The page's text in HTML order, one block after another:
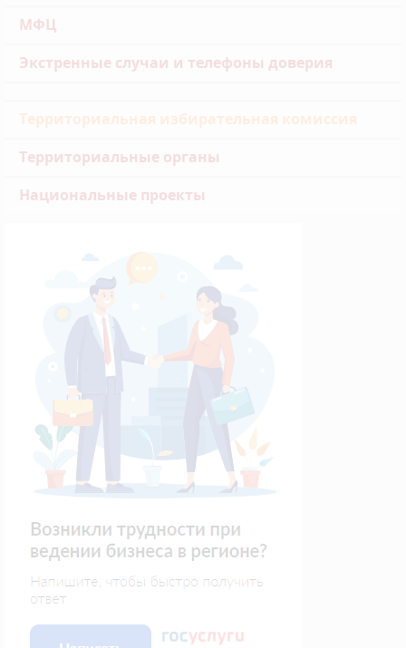
МФЦ
Экстренные случаи и телефоны доверия
Территориальная избирательная комиссия
Территориальные органы
Национальные проекты